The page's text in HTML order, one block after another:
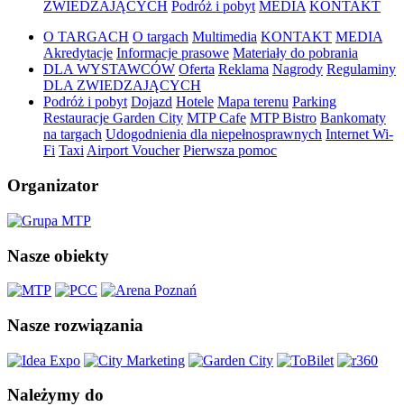
ZWIEDZAJĄCYCH Podróż i pobyt MEDIA KONTAKT
O TARGACH O targach Multimedia KONTAKT MEDIA
Akredytacje Informacje prasowe Materiały do pobrania
DLA WYSTAWCÓW Oferta Reklama Nagrody Regulaminy
DLA ZWIEDZAJĄCYCH
Podróż i pobyt Dojazd Hotele Mapa terenu Parking
Restauracje Garden City MTP Cafe MTP Bistro Bankomaty
na targach Udogodnienia dla niepełnosprawnych Internet Wi-
Fi TaxiAirport Voucher Pierwsza pomoc
Organizator
Nasze obiekty
Nasze rozwiązania
Należymy do